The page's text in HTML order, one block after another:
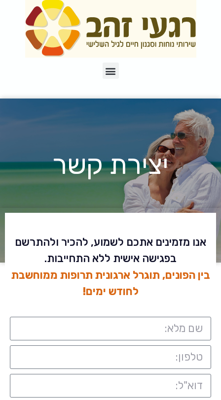
יצירת קשר
אנו מזמינים אתכם לשמוע, להכיר ולהתרשם
בפגישה אישית ללא התחייבות.
בין הפונים, תוגרל ארגונית תרופות ממוחשבת
לחודש ימים!